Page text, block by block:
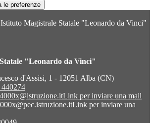
le preferenze
Istituto Magistrale Statale "Leonardo da Vinci"
"Leonardo da Vinci"
d'Assisi, 1 - 12051 Alba (CN)
Link per inviare una mail
Link per inviare una